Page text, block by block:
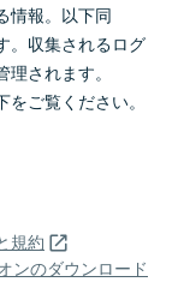
情報。以下同
。収集されるログ
されます。
ご覧ください。
規約
ンのダウンロード